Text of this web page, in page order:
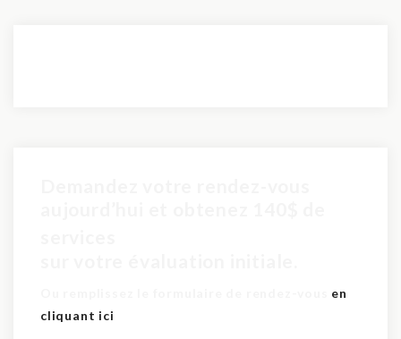
en
cliquant ici